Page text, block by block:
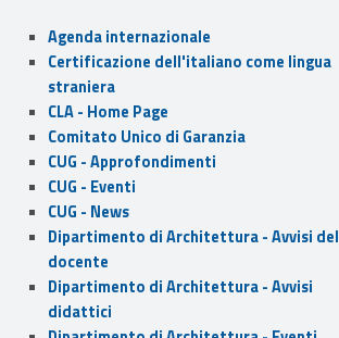
Sidebar
Agenda internazionale
Certificazione dell'italiano come lingua
straniera
CLA - Home Page
Comitato Unico di Garanzia
CUG - Approfondimenti
CUG - Eventi
CUG - News
Dipartimento di Architettura - Avvisi del
docente
Dipartimento di Architettura - Avvisi
didattici